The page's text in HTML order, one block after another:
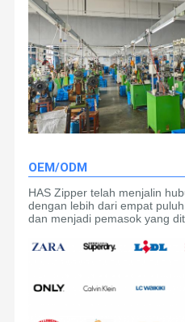
OEM/ODM
HAS Zipper telah menjalin
dengan lebih dari empat
dan menjadi pemasok yang